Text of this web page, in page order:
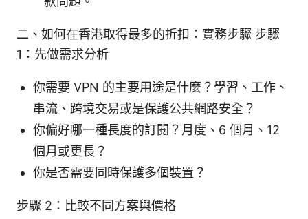
二、如何在香港取得最多的折扣：實務步驟 步驟
1：先做需求分析
你需要 VPN 的主要用途是什麼？學習、工作、
串流、跨境交易或是保護公共網路安全？
你偏好哪一種長度的訂閱？月度、6 個月、12
個月或更長？
你是否需要同時保護多個裝置？
步驟 2：比較不同方案與價格